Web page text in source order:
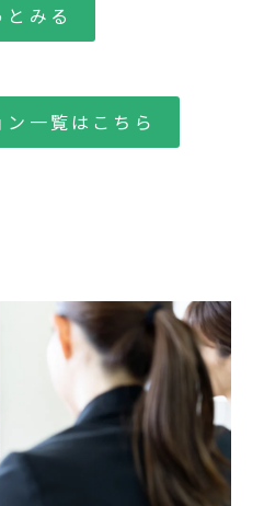
とみる
一覧はこちら